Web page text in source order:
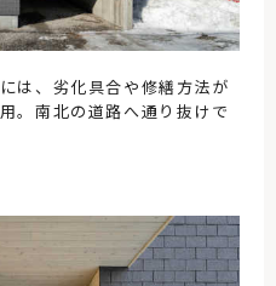
は、劣化具合や修繕方法が
。南北の道路へ通り抜けで